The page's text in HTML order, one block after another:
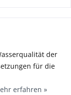
der
für die
erfahren »